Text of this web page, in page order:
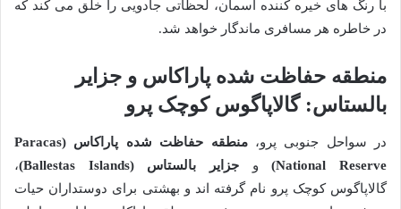
با رنگ های خیره کننده آسمان، لحظاتی جادویی را خلق می کند که
در خاطره هر مسافری ماندگار خواهد شد.
منطقه حفاظت شده پاراکاس و جزایر
بالستاس: گالاپاگوس کوچک پرو
در سواحل جنوبی پرو،
منطقه حفاظت شده پاراکاس (Paracas
National Reserve) و جزایر بالستاس (Ballestas Islands)
،
گالاپاگوس کوچک پرو نام گرفته اند و بهشتی برای دوستداران حیات